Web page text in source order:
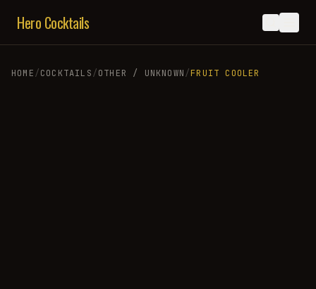
Hero Cocktails
HOME/COCKTAILS/OTHER / UNKNOWN/FRUIT COOLER